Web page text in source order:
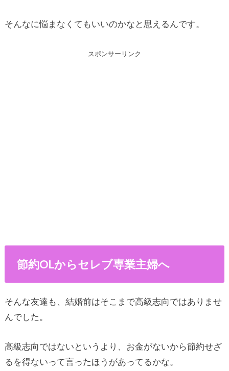
そんなに悩まなくてもいいのかなと思えるんです。
スポンサーリンク
節約OLからセレブ専業主婦へ
そんな友達も、結婚前はそこまで高級志向ではありませ
んでした。
高級志向ではないというより、お金がないから節約せざ
るを得ないって言ったほうがあってるかな。